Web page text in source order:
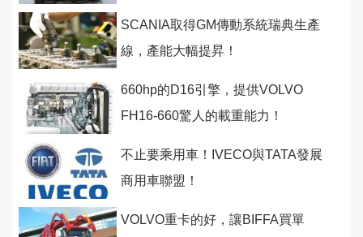
SCANIA取得GM傳動系統瑞典生產
線，產能大幅提昇！
660hp的D16引擎，提供VOLVO
FH16-660驚人的載重能力！
不止要乘用車！IVECO與TATA發展
商用車聯盟！
VOLVO重卡的好，讓BIFFA買單